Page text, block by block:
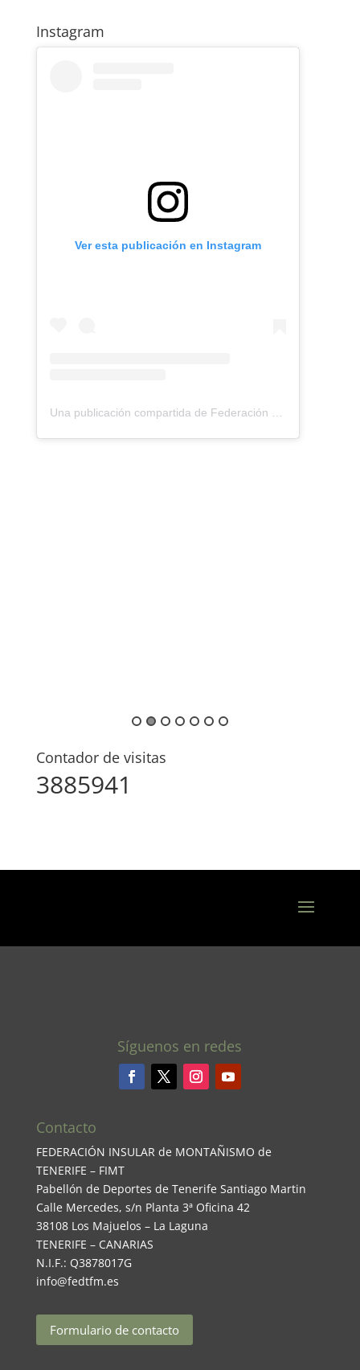
Instagram
Ver esta publicación en Instagram
Una publicación compartida de Federación Montañismo Tenerife (@federacion_montanismo_tenerife)
Contador de visitas
3885941
Síguenos en redes
Contacto
FEDERACIÓN INSULAR de MONTAÑISMO de
TENERIFE – FIMT
Pabellón de Deportes de Tenerife Santiago Martin
Calle Mercedes, s/n Planta 3ª Oficina 42
38108 Los Majuelos – La Laguna
TENERIFE – CANARIAS
N.I.F.: Q3878017G
info@fedtfm.es
Formulario de contacto